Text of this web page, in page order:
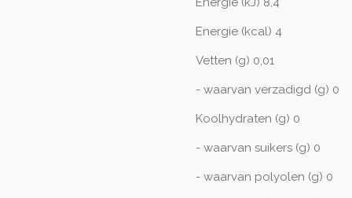
Energie (kcal) 4
Vetten (g) 0,01
- waarvan verzadigd (g) 0
Koolhydraten (g) 0
- waarvan suikers (g) 0
- waarvan polyolen (g) 0